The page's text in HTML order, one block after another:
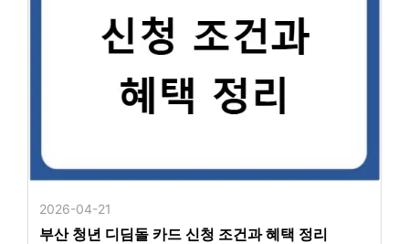
2026-04-21
부산 청년 디딤돌 카드 신청 조건과 혜택 정리